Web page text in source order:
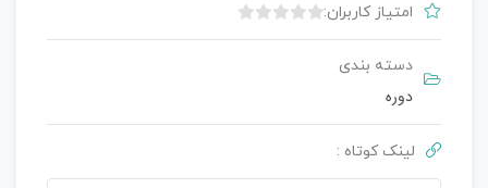
امتیاز کاربران:
ب
ا
ت
دسته بندی
دوره‌
لینک کوتاه :